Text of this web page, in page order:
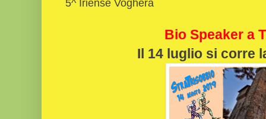
5^ Iriense Voghera
Bio Speaker a
Il 14 luglio si corre